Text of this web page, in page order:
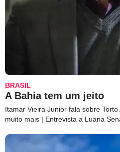
BRASIL
A Bahia tem um jeito
Itamar Vieira Junior fala sobre
muito mais | Entrevista a Luana